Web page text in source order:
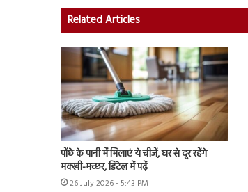
Related Articles
पोंछे के पानी में मिलाएं ये चीजें, घर से दूर रहेंगे
मक्खी-मच्छर, डिटेल में पढ़ें
26 July 2026 - 5:43 PM